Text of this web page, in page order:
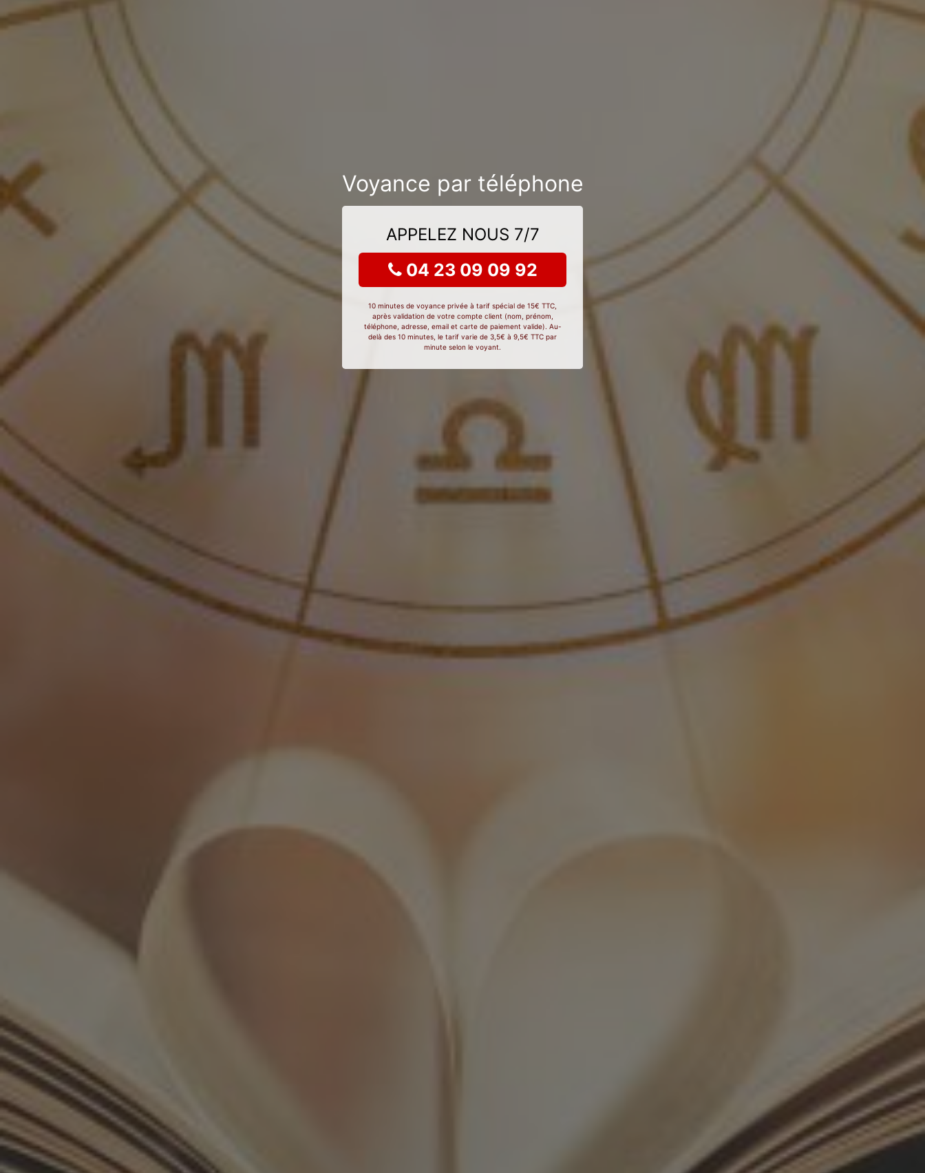
Voyance par téléphone
APPELEZ NOUS 7/7
04 23 09 09 92
10 minutes de voyance privée à tarif spécial de 15€ TTC,
après validation de votre compte client (nom, prénom,
téléphone, adresse, email et carte de paiement valide). Au-
delà des 10 minutes, le tarif varie de 3,5€ à 9,5€ TTC par
minute selon le voyant.